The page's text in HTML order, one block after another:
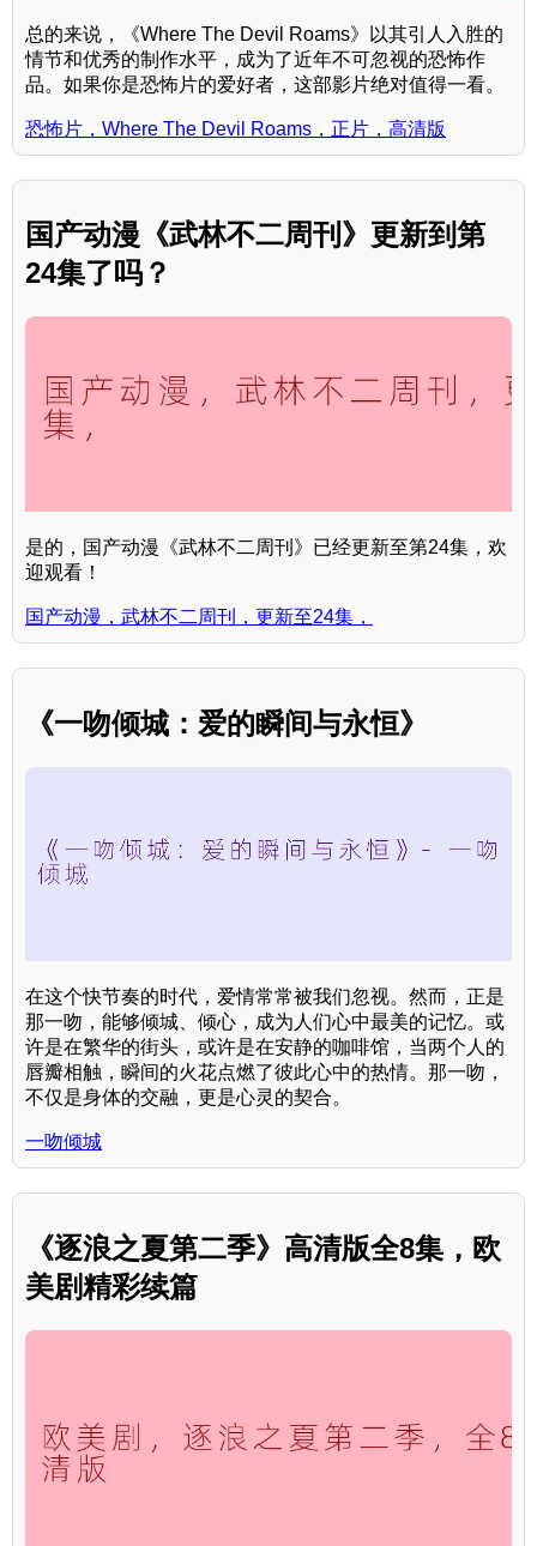
总的来说，《Where The Devil Roams》以其引人入胜的
情节和优秀的制作水平，成为了近年不可忽视的恐怖作
品。如果你是恐怖片的爱好者，这部影片绝对值得一看。
恐怖片，Where The Devil Roams，正片，高清版
国产动漫《武林不二周刊》更新到第
24集了吗？
是的，国产动漫《武林不二周刊》已经更新至第24集，欢
迎观看！
国产动漫，武林不二周刊，更新至24集，
《一吻倾城：爱的瞬间与永恒》
在这个快节奏的时代，爱情常常被我们忽视。然而，正是
那一吻，能够倾城、倾心，成为人们心中最美的记忆。或
许是在繁华的街头，或许是在安静的咖啡馆，当两个人的
唇瓣相触，瞬间的火花点燃了彼此心中的热情。那一吻，
不仅是身体的交融，更是心灵的契合。
一吻倾城
《逐浪之夏第二季》高清版全8集，欧
美剧精彩续篇